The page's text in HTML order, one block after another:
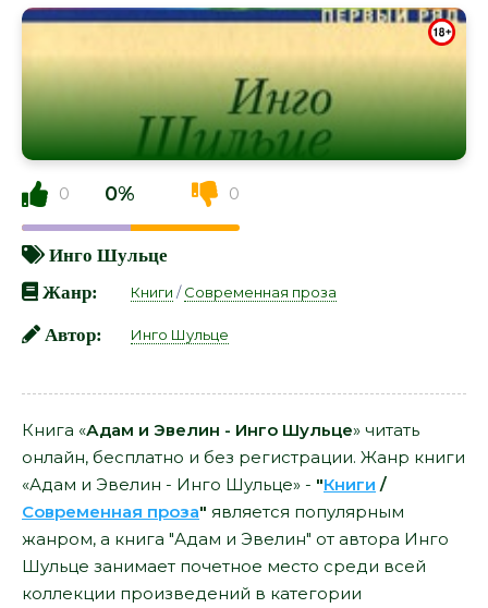
0 0% 0
Инго Шульце
Жанр:
Книги /Современная проза
Автор: Инго Шульце
Книга «Адам и Эвелин - Инго Шульце» читать
онлайн, бесплатно и без регистрации. Жанр книги
«Адам и Эвелин - Инго Шульце» - "Книги /
Современная проза" является популярным
жанром, а книга "Адам и Эвелин" от автора Инго
Шульце занимает почетное место среди всей
коллекции произведений в категории